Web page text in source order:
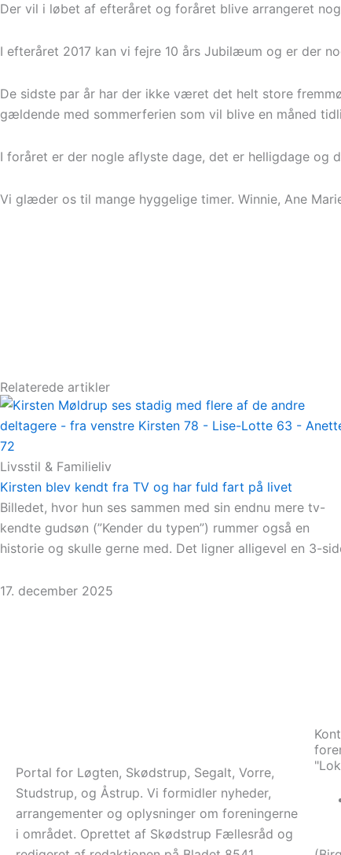
Der vil i løbet af efteråret og foråret blive arrangeret
I efteråret 2017 kan vi fejre 10 års Jubilæum og er der
De sidste par år har der ikke været det helt store
gældende med sommerferien som vil blive en måned
I foråret er der nogle aflyste dage, det er helligdage og
Vi glæder os til mange hyggelige timer. Winnie, Ane
Relaterede artikler
Livsstil & Familieliv
Kirsten blev kendt fra TV og har fuld fart på livet
Billedet, hvor hun ses sammen med sin endnu mere tv-
kendte gudsøn (”Kender du typen”) rummer også en
historie og skulle gerne med. Det ligner alligevel en 3-
17. december 2025
Portal for Løgten, Skødstrup, Segalt, Vorre,
Studstrup, og Åstrup. Vi formidler nyheder,
arrangementer og oplysninger om foreningerne
i området. Oprettet af Skødstrup Fællesråd og